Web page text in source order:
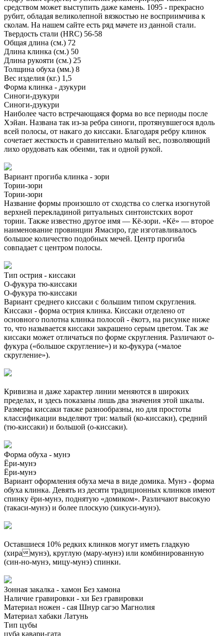
средством может выступить даже камень. 1095 - прекрасно
рубит, обладая великолепной вязкостью не восприимчива к
сколам. На нашем сайте есть ряд мачете из данной стали.
Твердость стали (HRC) 56-58
Общая длина (см.) 72
Длина клинка (см.) 50
Длина рукояти (см.) 25
Толщина обуха (мм.) 8
Вес изделия (кг.) 1,5
Форма клинка - дзукури
Синоги-дзукури
Синоги-дзукури
Наиболее часто встречающаяся форма во все периоды после
Хэйан. Названа так из-за ребра синоги, протянувшегося вдоль
всей полосы, от накаго до киссаки. Благодаря ребру клинок
сочетает жесткость и сравнительно малый вес, позволяющий
лихо орудовать как обеими, так и одной рукой.
Вариант прогиба клинка - зори
Тории-зори
Тории-зори
Название формы произошло от сходства со слегка изогнутой
верхней перекладиной ритуальных синтоистских ворот
тории. Также известно другое имя — Кё-зори. «Кё» — второе
наименование провинции Ямасиро, где изготавливалось
большое количество подобных мечей. Центр прогиба
совпадает с центром полосы.
Тип острия - киссаки
О-фукура тю-киссаки
О-фукура тю-киссаки
Вариант среднего киссаки с большим типом скругления.
Киссаки - форма острия клинка. Киссаки отделено от
основного полотна клинка полосой - ёкотэ, на рисунке ниже
то, что называется киссаки закрашено серым цветом. Так же
киссаки может отличаться по форме скругления. Различают о-
фукура («большое скругление») и ко-фукура («малое
скругление»).
Кривизна и даже характер линии меняются в широких
пределах, и здесь показаны лишь два значения этой шкалы.
Размеры киссаки также разнообразны, но для простоты
классификации выделяют три: малый (ко-киссаки), средний
(тю-киссаки) и большой (о-киссаки).
Форма обуха - мунэ
Ёри-мунэ
Ёри-мунэ
Вариант оформления обуха меча в виде домика. Мунэ - форма
обуха клинка. Девять из десяти традиционных клинков имеют
спинку ёри-мунэ, поднятую «домиком». Различают высокую
(такаси-мунэ) и более плоскую (хикуси-мунэ).
Оставшиеся 10% редких клинков могут иметь гладкую
(хирамунэ), круглую (мару-мунэ) или комбинированную
(син-но-мунэ, мицу-мунэ) спинки.
Зонная закалка - хамон Без хамона
Наличие гравировки - хи Без гравировки
Материал ножен - сая Шнур сагэо Магнолия
Материал хабаки Латунь
Тип цубы
цуба кавари-гата